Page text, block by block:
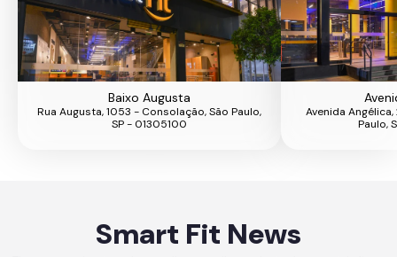
Baixo Augusta
Rua Augusta, 1053 - Consolação, São Paulo,
SP - 01305100
Avenida
Paulo,
Smart Fit News